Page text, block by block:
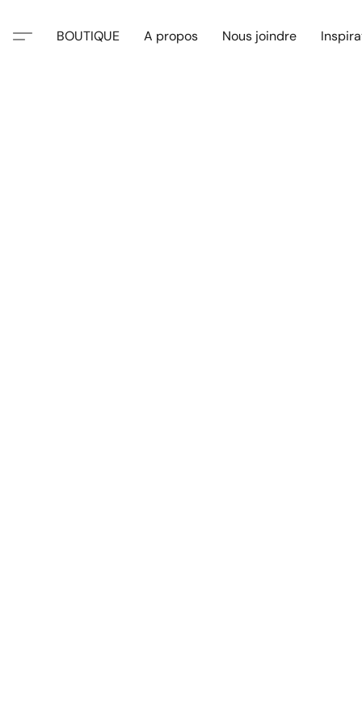
BOUTIQUE A propos Nous joindre